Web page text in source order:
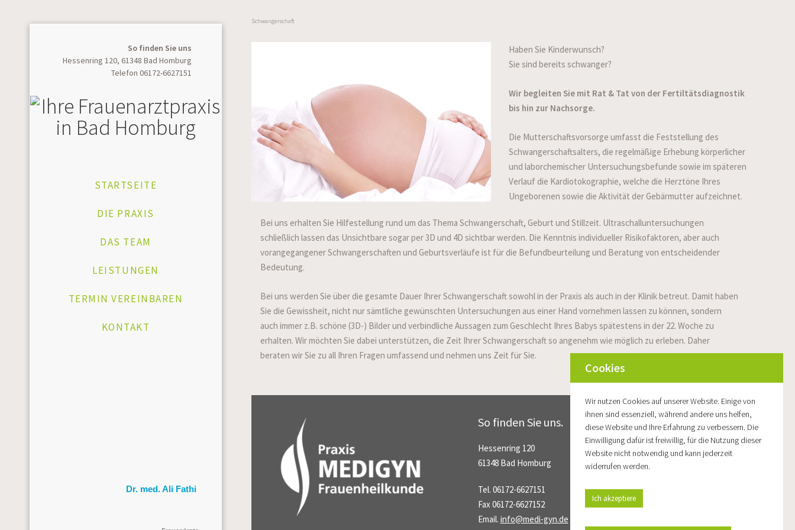
So finden Sie uns
Hessenring 120, 61348 Bad Homburg
Telefon 06172-6627151
STARTSEITE
DIE PRAXIS
DAS TEAM
LEISTUNGEN
TERMIN VEREINBAREN
KONTAKT
Dr. med. Ali Fathi
Schwangerschaft
Haben Sie Kinderwunsch?
Sie sind bereits schwanger?
Wir begleiten Sie mit Rat & Tat von der Fertiltätsdiagnostik
bis hin zur Nachsorge.
Die Mutterschaftsvorsorge umfasst die Feststellung des
Schwangerschaftsalters, die regelmäßige Erhebung körperlicher
und laborchemischer Untersuchungsbefunde sowie im späteren
Verlauf die Kardiotokographie, welche die Herztöne Ihres
Ungeborenen sowie die Aktivität der Gebärmutter aufzeichnet.
Bei uns erhalten Sie Hilfestellung rund um das Thema Schwangerschaft, Geburt und Stillzeit. Ultraschalluntersuchungen
schließlich lassen das Unsichtbare sogar per 3D und 4D sichtbar werden. Die Kenntnis individueller Risikofaktoren, aber auch
vorangegangener Schwangerschaften und Geburtsverläufe ist für die Befundbeurteilung und Beratung von entscheidender
Bedeutung.
Bei uns werden Sie über die gesamte Dauer Ihrer Schwangerschaft sowohl in der Praxis als auch in der Klinik betreut. Damit haben
Sie die Gewissheit, nicht nur sämtliche gewünschten Untersuchungen aus einer Hand vornehmen lassen zu können, sondern
auch immer z.B. schöne (3D-) Bilder und verbindliche Aussagen zum Geschlecht Ihres Babys spätestens in der 22. Woche zu
erhalten. Wir möchten Sie dabei unterstützen, die Zeit Ihrer Schwangerschaft so angenehm wie möglich zu erleben. Daher
beraten wir Sie zu all Ihren Fragen umfassend und nehmen uns Zeit für Sie.
So finden Sie uns.
Hessenring 120
61348 Bad Homburg
Tel. 06172-6627151
Fax 06172-6627152
Email. info@medi-gyn.de
Öffnungszeiten
Montag 8 – 12 & 13 – 18 Uhr
Dienstag 8 – 12 & 13 – 18 Uhr
Donnerstag 8 – 12 Uhr
Freitag 8 – 14 Uhr
Cookies
Wir nutzen Cookies auf unserer Website. Einige von
ihnen sind essenziell, während andere uns helfen,
diese Website und Ihre Erfahrung zu verbessern. Die
Einwilligung dafür ist freiwillig, für die Nutzung dieser
Website nicht notwendig und kann jederzeit
widerrufen werden.
Ich akzeptiere